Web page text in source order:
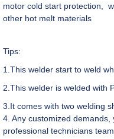
motor cold start protection,
other hot melt materials
Tips:
1.This welder start to weld
2.This welder is welded with
3.It comes with two welding
4. Any customized
professional technicians team.